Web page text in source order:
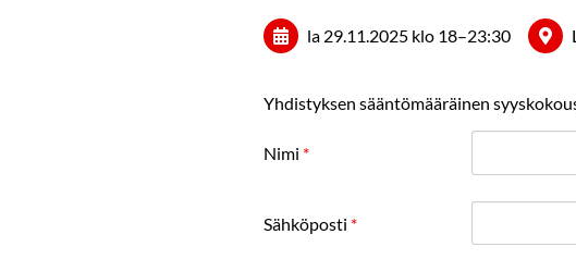
la 29.11.2025 klo 18–23:30
Yhdistyksen sääntömääräinen
Nimi *
Sähköposti *